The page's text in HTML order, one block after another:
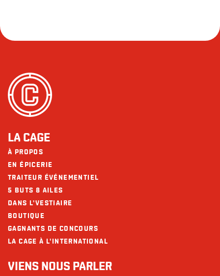
LA CAGE
À PROPOS
EN ÉPICERIE
TRAITEUR ÉVÉNEMENTIEL
5 BUTS 8 AILES
DANS L'VESTIAIRE
BOUTIQUE
GAGNANTS DE CONCOURS
LA CAGE À L'INTERNATIONAL
VIENS NOUS PARLER